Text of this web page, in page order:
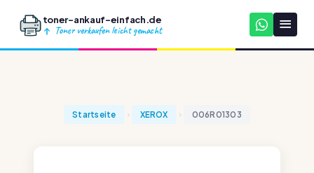
toner-ankauf-einfach.de
Toner verkaufen leicht gemacht
Startseite XEROX 006R01303